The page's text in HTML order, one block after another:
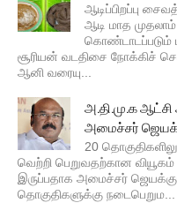
ஆடிப்பிறப்பு
ஆடி மாத
கொண்டாடப்படும்
சூரியன் வடதிசை நோக்கிச்
ஆனி வரையு...
அ.தி.மு.க
அமைச்சர்
20
வெற்றி பெறுவதற்கான
இருப்பதாக அமைச்சர்
தொகுதிகளுக்கு நடைபெறும...